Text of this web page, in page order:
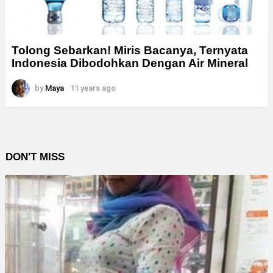
Tolong Sebarkan! Miris Bacanya, Ternyata
Indonesia Dibodohkan Dengan Air Mineral
by Maya 11 years ago
DON'T MISS